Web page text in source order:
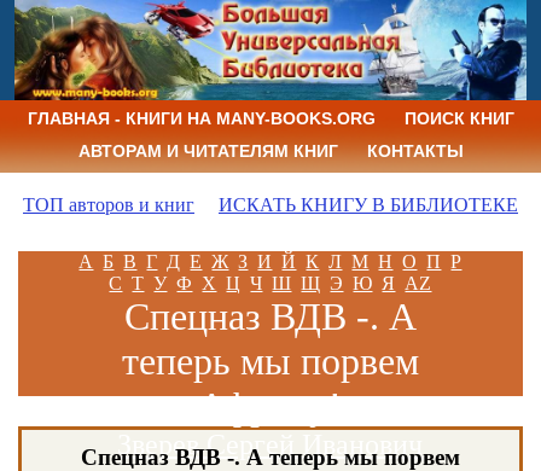
ГЛАВНАЯ - КНИГИ НА MANY-BOOKS.ORG
ПОИСК КНИГ
АВТОРАМ И ЧИТАТЕЛЯМ КНИГ
КОНТАКТЫ
ТОП авторов и книг ИСКАТЬ КНИГУ В БИБЛИОТЕКЕ
А Б В Г Д Е Ж З И Й К Л М Н О П Р
С Т У Ф Х Ц Ч Ш Щ Э Ю Я AZ
Спецназ ВДВ -. А
теперь мы порвем
Африку!
Зверев Сергей Иванович
Спецназ ВДВ -. А теперь мы порвем